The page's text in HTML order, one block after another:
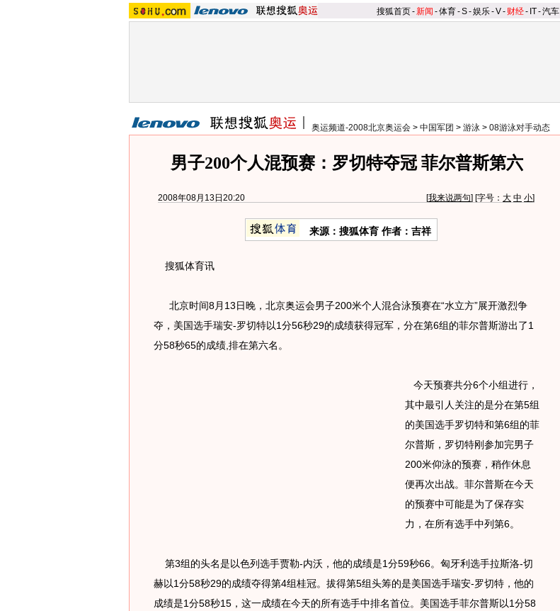
搜狐首页-新闻 -体育-S-娱乐-V- 财经- IT-汽车
奥运频道-2008北京奥运会 > 中国军团 > 游泳 > 08游泳对手动态
男子200个人混预赛：罗切特夺冠 菲尔普斯第六
2008年08月13日20:20 [我来说两句] [字号： 大 中 小]
来源：搜狐体育 作者：吉祥
搜狐体育讯
北京时间8月13日晚，北京奥运会男子200米个人混合泳预赛在“水立方”展开激烈争
夺，美国选手瑞安-罗切特以1分56秒29的成绩获得冠军，分在第6组的菲尔普斯游出了1
分58秒65的成绩,排在第六名。
今天预赛共分6个小组进行，
其中最引人关注的是分在第5组
的美国选手罗切特和第6组的菲
尔普斯，罗切特刚参加完男子
200米仰泳的预赛，稍作休息
便再次出战。菲尔普斯在今天
的预赛中可能是为了保存实
力，在所有选手中列第6。
第3组的头名是以色列选手贾勒-内沃，他的成绩是1分59秒66。匈牙利选手拉斯洛-切
赫以1分58秒29的成绩夺得第4组桂冠。拔得第5组头筹的是美国选手瑞安-罗切特，他的
成绩是1分58秒15，这一成绩在今天的所有选手中排名首位。美国选手菲尔普斯以1分58